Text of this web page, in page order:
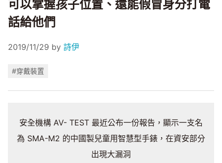
可以掌握孩子位置、還能假冒身分打電
話給他們
2019/11/29 by 詩伊
#穿戴裝置
安全機構 AV- TEST 最近公布一份報告，顯示一支名
為 SMA-M2 的中國製兒童用智慧型手錶，在資安部分
出現大漏洞